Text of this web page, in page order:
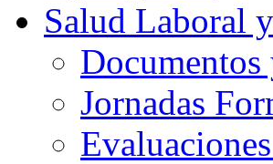
Salud Laboral
Jornadas